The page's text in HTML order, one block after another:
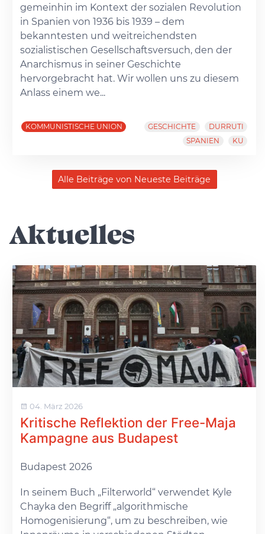
gemeinhin im Kontext der sozialen Revolution
in Spanien von 1936 bis 1939 – dem
bekanntesten und weitreichendsten
sozialistischen Gesellschaftsversuch, den der
Anarchismus in seiner Geschichte
hervorgebracht hat. Wir wollen uns zu diesem
Anlass einem we...
KOMMUNISTISCHE UNION GESCHICHTE
DURRUTI
SPANIEN
KU
Alle Beiträge von Neueste Beiträge
Aktuelles
04. März 2026
Kritische Reflektion der Free-Maja
Kampagne aus Budapest
Budapest 2026
In seinem Buch „Filterworld“ verwendet Kyle
Chayka den Begriff „algorithmische
Homogenisierung“, um zu beschreiben, wie